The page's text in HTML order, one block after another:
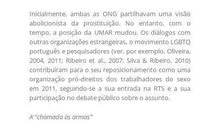
Inicialmente, ambas as ONG partilhavam uma visão
abolicionista da prostituição. No entanto, com o
tempo, a posição da UMAR mudou. Os diálogos com
outras organizações estrangeiras, o movimento LGBTQ
português e pesquisadores (ver, por exemplo, Oliveira,
2004, 2011; Ribeiro et al., 2007; Silva & Ribeiro, 2010)
contribuíram para o seu reposicionamento como uma
organização pró-direitos dos trabalhadores do sexo
em 2011, seguindo-se a sua entrada na RTS e a sua
participação no debate público sobre o assunto.
A “chamada às armas”